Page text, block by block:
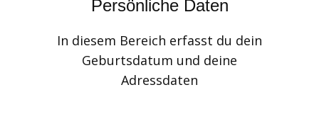
Persönliche Daten
In diesem Bereich erfasst du dein
Geburtsdatum und deine
Adressdaten